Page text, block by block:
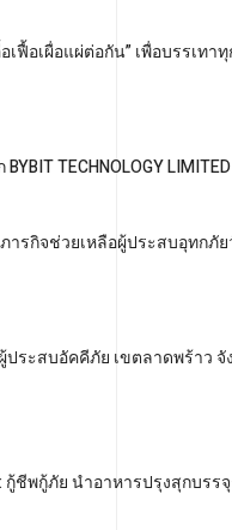
เฟื้อเผื่อแผ่ต่อกัน” เพื่อบรรเ
BYBIT TECHNOLOGY
รกิจช่วยเหลือผู้ประสบอุทกภั
ประสบอัคคีภัย เขตลาดพร้าว
กู้ชีพกู้ภัย นำอาหารปรุงสุกบร